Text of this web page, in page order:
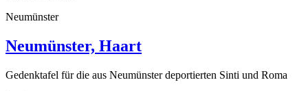
Neumünster
Neumünster, Haart
Gedenktafel für die aus Neumünster deportierten Sinti und Roma